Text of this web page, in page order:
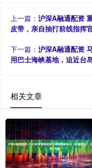
上一篇： 沪深A融通配资
皮带，亲自抽打前线指挥
下一篇： 沪深A融通配资
用巴士海峡基地，迫近台
相关文章